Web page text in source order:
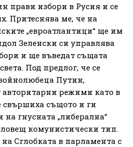
прави избори в Русия и се
Притеснява ме, че на
„евроатлантици“ ще им
Зеленски си управлява
и ще въведат същата
Под предлог, че се
Путин,
авторитарни режими като в
свършиха същото и ги
гнусната „либерална“
комунистически тип.
Сглобката в парламента с